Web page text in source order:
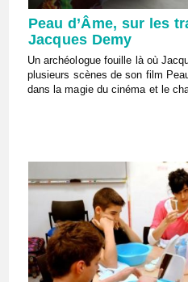
Peau d’Âme, sur les
Jacques Demy
Un archéologue fouille là où
plusieurs scènes de son film
dans la magie du cinéma et le